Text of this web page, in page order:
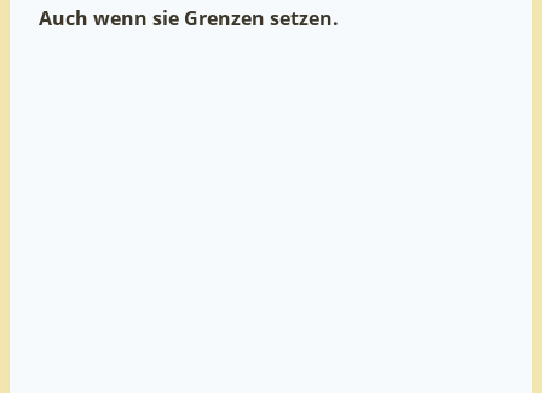
Auch wenn sie Grenzen setzen.